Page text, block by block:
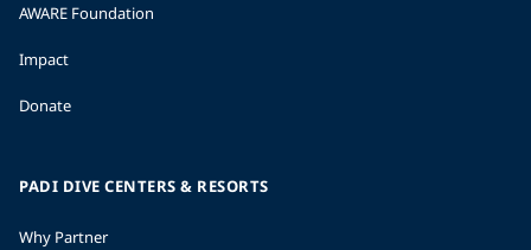
AWARE Foundation
Impact
Donate
PADI DIVE CENTERS & RESORTS
Why Partner